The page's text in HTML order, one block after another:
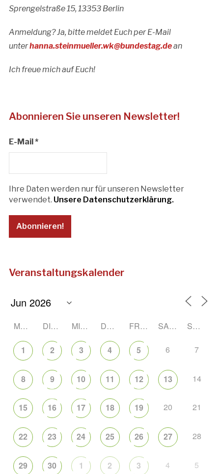
Sprengelstraße 15, 13353 Berlin
Anmeldung? Ja, bitte meldet Euch per E-Mail
unterhanna.steinmueller.wk@bundestag.dean
Ich freue mich auf Euch!
Abonnieren Sie unseren Newsletter!
E-Mail *
Ihre Daten werden nur für unseren Newsletter
verwendet. Unsere Datenschutzerklärung.
Veranstaltungskalender
MONTAG DIENSTAG MITTWOCH DONNERSTAG FREITAG SAMSTAG SONNTAG
1 2 3 4 5 6 7
8 9 10 11 12 13 14
15 16 17 18 19 20 21
22 23 24 25 26 27 28
29 30 1 2 3 4 5